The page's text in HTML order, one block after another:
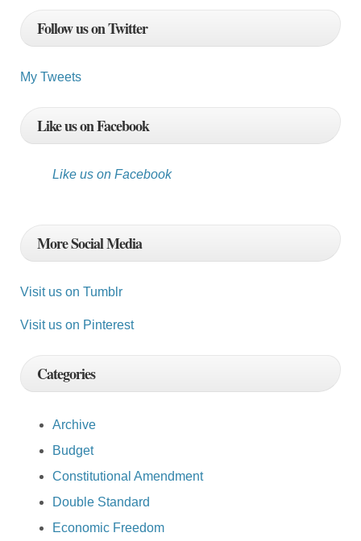
s
s
Follow us on Twitter
My Tweets
Like us on Facebook
Like us on Facebook
More Social Media
Visit us on Tumblr
Visit us on Pinterest
Categories
Archive
Budget
Constitutional Amendment
Double Standard
Economic Freedom